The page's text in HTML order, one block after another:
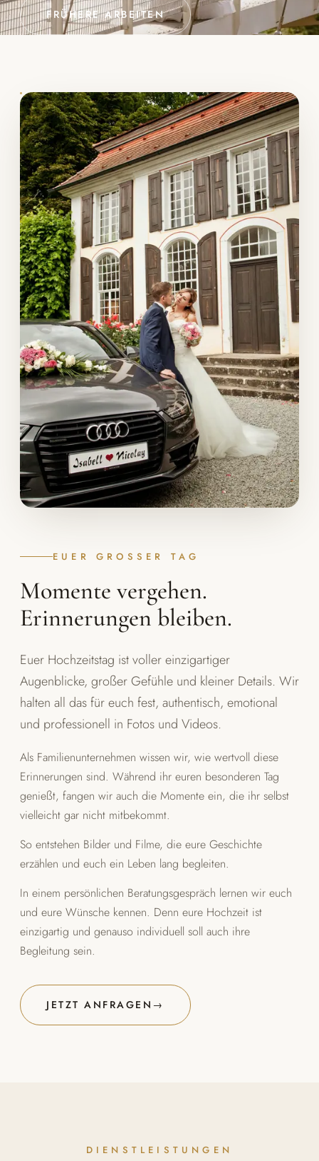
FRÜHERE ARBEITEN
EUER GROSSER TAG
Momente vergehen.
Erinnerungen bleiben.
Euer Hochzeitstag ist voller einzigartiger
Augenblicke, großer Gefühle und kleiner Details. Wir
halten all das für euch fest, authentisch, emotional
und professionell in Fotos und Videos.
Als Familienunternehmen wissen wir, wie wertvoll diese
Erinnerungen sind. Während ihr euren besonderen Tag
genießt, fangen wir auch die Momente ein, die ihr selbst
vielleicht gar nicht mitbekommt.
So entstehen Bilder und Filme, die eure Geschichte
erzählen und euch ein Leben lang begleiten.
In einem persönlichen Beratungsgespräch lernen wir euch
und eure Wünsche kennen. Denn eure Hochzeit ist
einzigartig und genauso individuell soll auch ihre
Begleitung sein.
JETZT ANFRAGEN →
DIENSTLEISTUNGEN